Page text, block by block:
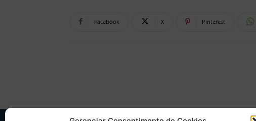
Facebook X Pinterest